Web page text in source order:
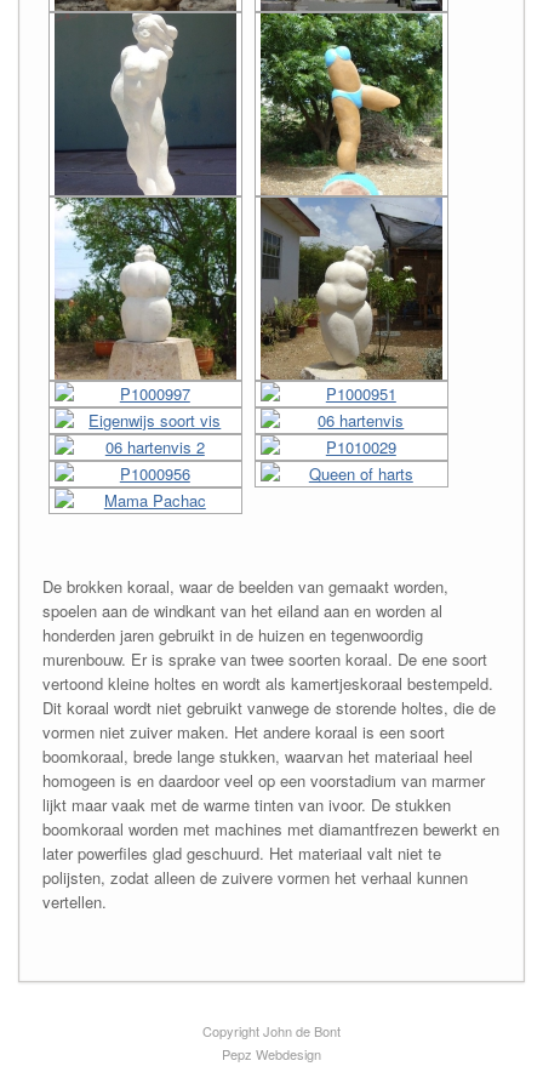
De brokken koraal, waar de beelden van gemaakt worden,
spoelen aan de windkant van het eiland aan en worden al
honderden jaren gebruikt in de huizen en tegenwoordig
murenbouw. Er is sprake van twee soorten koraal. De ene soort
vertoond kleine holtes en wordt als kamertjeskoraal bestempeld.
Dit koraal wordt niet gebruikt vanwege de storende holtes, die de
vormen niet zuiver maken. Het andere koraal is een soort
boomkoraal, brede lange stukken, waarvan het materiaal heel
homogeen is en daardoor veel op een voorstadium van marmer
lijkt maar vaak met de warme tinten van ivoor. De stukken
boomkoraal worden met machines met diamantfrezen bewerkt en
later powerfiles glad geschuurd. Het materiaal valt niet te
polijsten, zodat alleen de zuivere vormen het verhaal kunnen
vertellen.
Copyright John de Bont
Pepz Webdesign